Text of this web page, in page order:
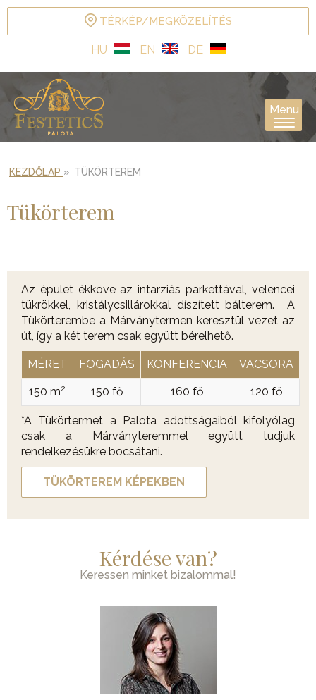
TÉRKÉP/MEGKÖZELÍTÉS
HU EN DE
Menu
KEZDŐLAP » TÜKÖRTEREM
Tükörterem
Az épület ékköve az intarziás parkettával, velencei
tükrökkel, kristálycsillárokkal díszített bálterem. A
Tükörterembe a Márványtermen keresztül vezet az
út, így a két terem csak együtt bérelhető.
MÉRET FOGADÁS KONFERENCIA VACSORA
150 m2 150 fő 160 fő 120 fő
*A Tükörtermet a Palota adottságaiból kifolyólag
csak a Márványteremmel együtt tudjuk
rendelkezésükre bocsátani.
TÜKÖRTEREM KÉPEKBEN
Kérdése van?
Keressen minket bizalommal!